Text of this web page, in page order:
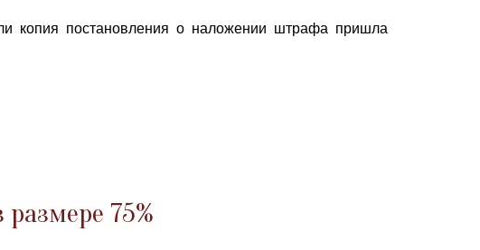
копия постановления о наложении штрафа пришла
75%